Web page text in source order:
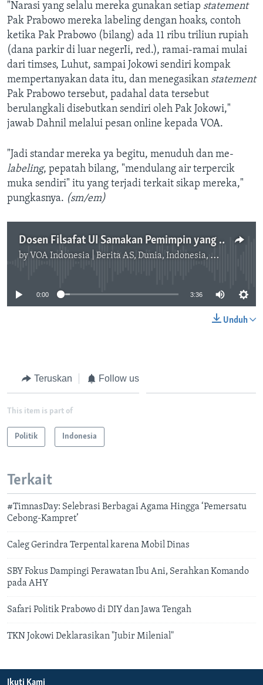
"Narasi yang selalu mereka gunakan setiap statement
Pak Prabowo mereka labeling dengan hoaks, contoh
ketika Pak Prabowo (bilang) ada 11 ribu triliun rupiah
(dana parkir di luar negerIi, red.), ramai-ramai mulai
dari timses, Luhut, sampai Jokowi sendiri kompak
mempertanyakan data itu, dan menegasikan statement
Pak Prabowo tersebut, padahal data tersebut
berulangkali disebutkan sendiri oleh Pak Jokowi,"
jawab Dahnil melalui pesan online kepada VOA.
"Jadi standar mereka ya begitu, menuduh dan me-
labeling, pepatah bilang, "mendulang air terpercik
muka sendiri" itu yang terjadi terkait sikap mereka,"
pungkasnya. (sm/em)
Dosen Filsafat UI Samakan Pemimpin yang Akalnya Sakit dengan Hitler
by VOA Indonesia | Berita AS, Dunia, Indonesia, Diaspora Indonesia di AS
No media source currently available
0:00 3:36
Unduh
Teruskan Follow us
This item is part of
Politik Indonesia
Terkait
#TimnasDay: Selebrasi Berbagai Agama Hingga ‘Pemersatu
Cebong-Kampret’
Caleg Gerindra Terpental karena Mobil Dinas
SBY Fokus Dampingi Perawatan Ibu Ani, Serahkan Komando
pada AHY
Safari Politik Prabowo di DIY dan Jawa Tengah
TKN Jokowi Deklarasikan "Jubir Milenial"
Ikuti Kami